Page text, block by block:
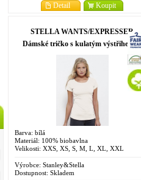
Koupit
Detail
STELLA WANTS/EXPRESSER
Dámské tričko s kulatým výstřihem
100% biobavlny - bílá
Barva: bílá
Materiál: 100% biobavlna
Velikosti: XXS, XS, S, M, L, XL, XXL
Výrobce: Stanley&Stella
Dostupnost: Skladem